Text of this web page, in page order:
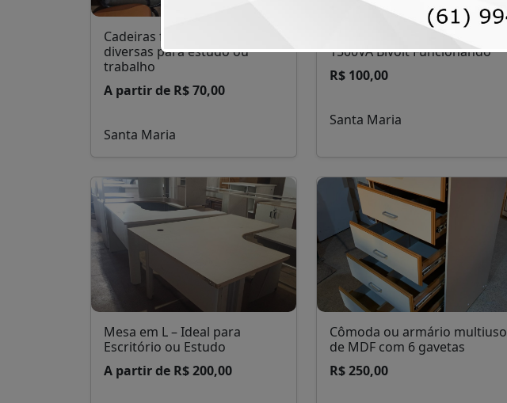
Cadeiras fixas e giratórias
diversas para estudo ou
trabalho
A partir de R$ 70,00
Santa Maria
Estabilizador SMS µAP 1500Bi
1500VA Bivolt Funcionando
R$ 100,00
Santa Maria
Mesa em L – Ideal para
Escritório ou Estudo
A partir de R$ 200,00
Cômoda ou armário multiuso
de MDF com 6 gavetas
R$ 250,00